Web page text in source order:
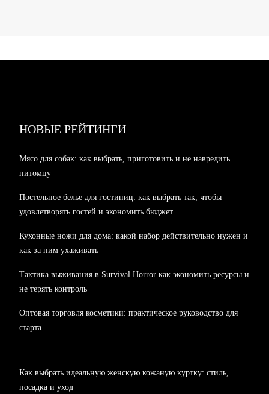
НОВЫЕ РЕЙТИНГИ
Мясо для собак: как выбрать, приготовить и не навредить
питомцу
Постельное белье для гостиниц: как выбрать так, чтобы
удовлетворять гостей и экономить бюджет
Кухонные ножи для дома: какой набор действительно нужен и
как за ним ухаживать
Тактика выживания в Survival Horror как экономить ресурсы и
не терять контроль
Оптовая торговля косметики: практическое руководство для
старта
Как выбрать идеальную женскую кожаную куртку: стиль,
посадка и уход